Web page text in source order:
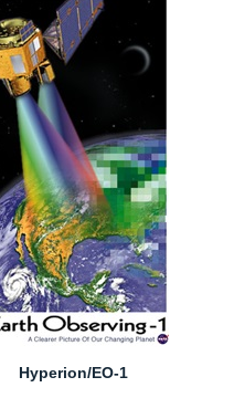
Hyperion/EO-1